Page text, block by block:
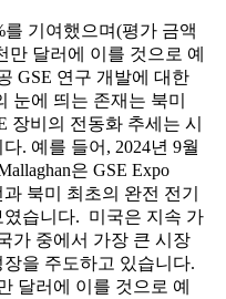
를 기여했으며(평가 금액
만 달러에 이를 것으로 예
GSE 연구 개발에 대한
눈에 띄는 존재는 북미
장비의 전동화 추세는 시
. 예를 들어, 2024년 9월
은 GSE Expo
북미 최초의 완전 전기
습니다. 미국은 지속 가
가 중에서 가장 큰 시장
을 주도하고 있습니다.
달러에 이를 것으로 예